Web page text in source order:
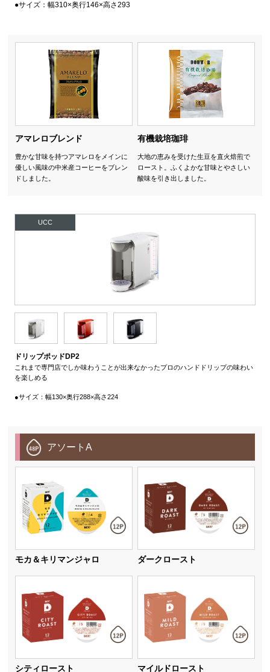
●サイズ：幅310×奥行146×高さ293
アマレロブレンド
豊かな甘味を持つアマレロをメインに
優しい風味の中米産コーヒーをブレン
ドしました。
有機栽培珈琲
大地の恵みを受けた生豆を直火焙煎で
ロースト。ふくよかな甘味とやさしい
酸味を引き出しました。
UCC
ドリップポッドDP2
これまで専門店でしか味わうことが出来なかったプロのハンドドリップの味わい
を楽しめる
●サイズ：幅130×奥行288×高さ224
アソートA
モカ＆キリマンジャロ ダークロースト
シティロースト マイルドロースト